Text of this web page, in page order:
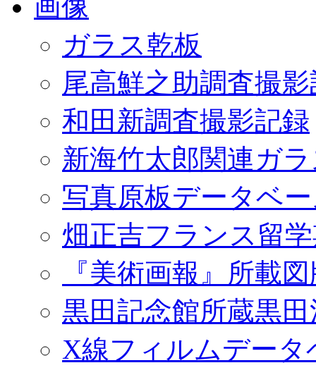
画像
ガラス乾板
尾高鮮之助調査撮
和田新調査撮影記録
新海竹太郎関連ガ
写真原板データベ
畑正吉フランス留
『美術画報』所載
黒田記念館所蔵黒
X線フィルムデータ